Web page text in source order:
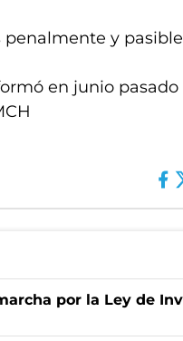
y
en junio pasado
por la Ley de